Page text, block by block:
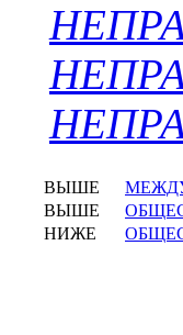
ВЫШЕ
ВЫШЕ
НИЖЕ